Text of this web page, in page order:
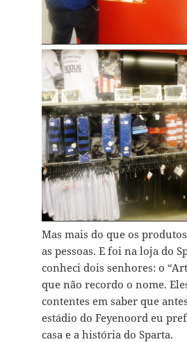
Mas mais do que os
as pessoas. E foi na loja do
conheci dois senhores: o
que não recordo o nome.
contentes em saber que
estádio do Feyenoord eu
casa e a história do Sparta.